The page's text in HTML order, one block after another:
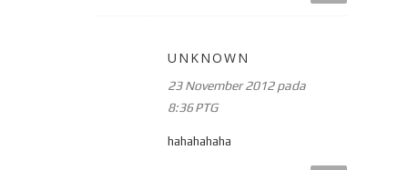
UNKNOWN
23 November 2012 pada
8:36 PTG
hahahahaha